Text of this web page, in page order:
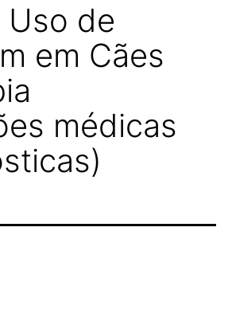
Uso de
em Cães
médicas